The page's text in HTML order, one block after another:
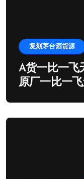
复刻茅台酒货源
A货一比一飞
原厂一比一